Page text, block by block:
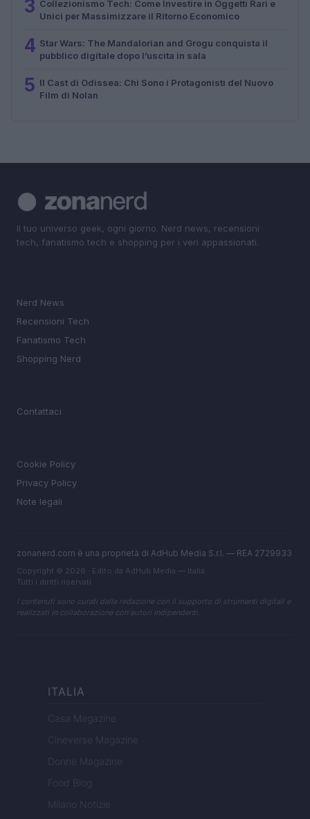
3 Collezionismo Tech: Come Investire in Oggetti Rari e
Unici per Massimizzare il Ritorno Economico
4 Star Wars: The Mandalorian and Grogu conquista il
pubblico digitale dopo l’uscita in sala
5 Il Cast di Odissea: Chi Sono i Protagonisti del Nuovo
Film di Nolan
Il tuo universo geek, ogni giorno. Nerd news, recensioni
tech, fanatismo tech e shopping per i veri appassionati.
Nerd News
Recensioni Tech
Fanatismo Tech
Shopping Nerd
Contattaci
Cookie Policy
Privacy Policy
Note legali
zonanerd.com è una proprietà di AdHub Media S.r.l. — REA 2729933
Copyright © 2026 · Edito da AdHub Media — Italia
Tutti i diritti riservati
I contenuti sono curati dalla redazione con il supporto di strumenti digitali e
realizzati in collaborazione con autori indipendenti.
ITALIA
Casa Magazine
Cineverse Magazine
Donne Magazine
Food Blog
Milano Notizie